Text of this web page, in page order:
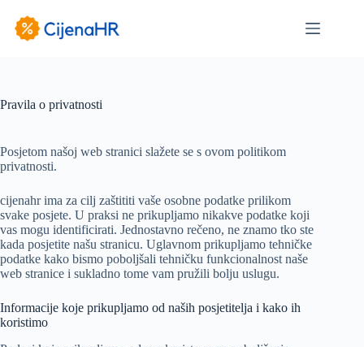
sadržaj
Pravila o privatnosti
Posjetom našoj web stranici slažete se s ovom politikom
privatnosti.
cijenahr ima za cilj zaštititi vaše osobne podatke prilikom
svake posjete. U praksi ne prikupljamo nikakve podatke koji
vas mogu identificirati. Jednostavno rečeno, ne znamo tko ste
kada posjetite našu stranicu. Uglavnom prikupljamo tehničke
podatke kako bismo poboljšali tehničku funkcionalnost naše
web stranice i sukladno tome vam pružili bolju uslugu.
Informacije koje prikupljamo od naših posjetitelja i kako ih
koristimo